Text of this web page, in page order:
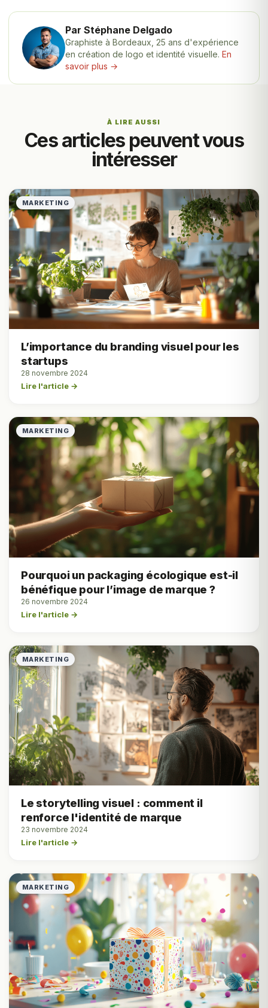
Par Stéphane Delgado
Graphiste à Bordeaux, 25 ans d'expérience
en création de logo et identité visuelle. En
savoir plus →
À LIRE AUSSI
Ces articles peuvent vous
intéresser
MARKETING
L’importance du branding visuel pour les
startups
28 novembre 2024
Lire l'article →
MARKETING
Pourquoi un packaging écologique est-il
bénéfique pour l’image de marque ?
26 novembre 2024
Lire l'article →
MARKETING
Le storytelling visuel : comment il
renforce l'identité de marque
23 novembre 2024
Lire l'article →
MARKETING